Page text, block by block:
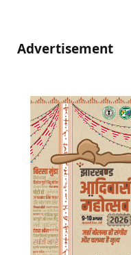
Advertisement